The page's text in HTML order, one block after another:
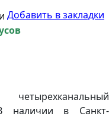
Добавить в закладки
наличии в Санкт-